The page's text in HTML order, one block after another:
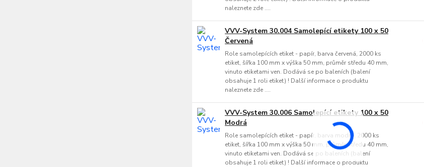
naleznete zde ....
VVV-System 30.004 Samolepící etikety 100 x 50
Červená
Role samolepících etiket - papír, barva červená, 2000 ks
etiket, šířka 100 mm x výška 50 mm, průměr středu 40 mm,
vinuto etiketami ven. Dodává se po baleních (balení
obsahuje 1 roli etiket) ! Další informace o produktu
naleznete zde ....
VVV-System 30.006 Samolepící etikety 100 x 50
Modrá
Role samolepících etiket - papír, barva modrá, 2000 ks
etiket, šířka 100 mm x výška 50 mm, průměr středu 40 mm,
vinuto etiketami ven. Dodává se po baleních (balení
obsahuje 1 roli etiket) ! Další informace o produktu